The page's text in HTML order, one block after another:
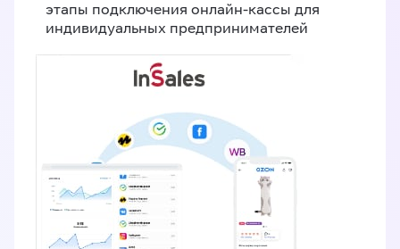
этапы подключения онлайн-кассы для
индивидуальных предпринимателей